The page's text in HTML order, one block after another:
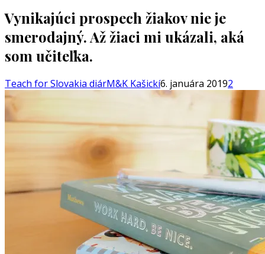
Vynikajúci prospech žiakov nie je
smerodajný. Až žiaci mi ukázali, aká
som učiteľka.
Teach for Slovakia diárM&K Kašickí6. januára 20192